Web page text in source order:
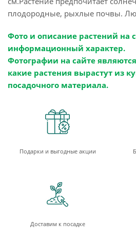
плодородные, рыхлые почвы.
Фото и описание растений на
информационный характер.
Фотографии на сайте
какие растения вырастут из
посадочного материала.
Подарки и выгодные акции
Доставим к посадке